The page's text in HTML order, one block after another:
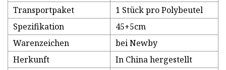
Transportpaket
1 Stück pro Polybeutel
Spezifikation
45+5cm
Warenzeichen
bei Newby
Herkunft
In China hergestellt